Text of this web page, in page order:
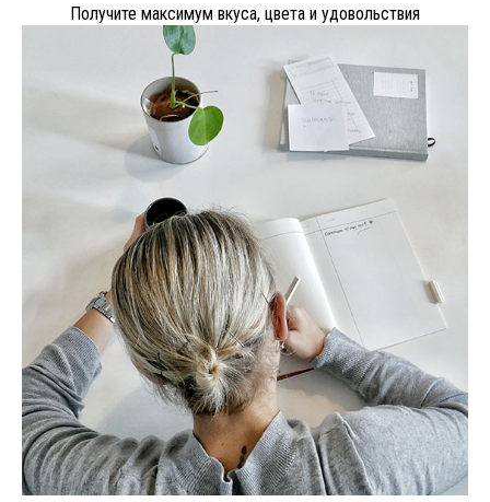
Получите максимум вкуса, цвета и удовольствия